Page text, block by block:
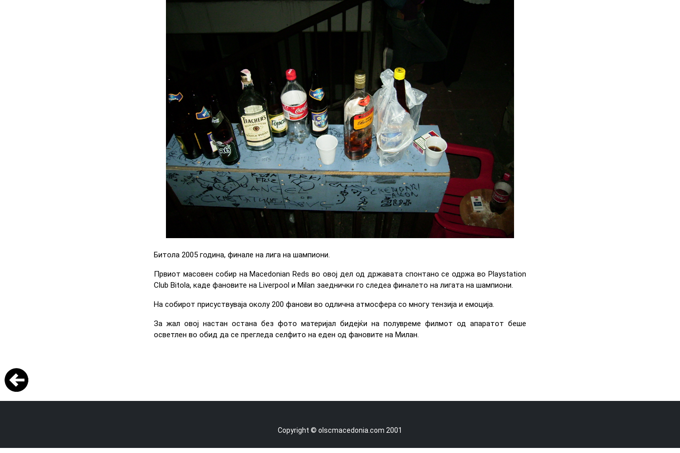
Битола 2005 година, финале на лига на шампиони.
Првиот масовен собир на Macedonian Reds во овој дел од државата спонтано се одржа во Playstation
Club Bitola, каде фановите на Liverpool и Milan заеднички го следеа финалето на лигата на шампиони.
На собирот присуствуваја околу 200 фанови во одлична атмосфера со многу тензија и емоција.
За жал овој настан остана без фото материјал бидејќи на полувреме филмот од апаратот беше
осветлен во обид да се прегледа селфито на еден од фановите на Милан.
Copyright © olscmacedonia.com 2001